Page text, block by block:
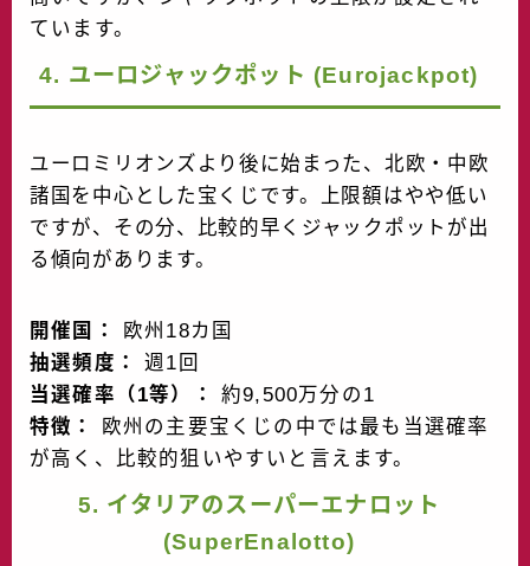
ています。
4. ユーロジャックポット (Eurojackpot)
ユーロミリオンズより後に始まった、北欧・中欧
諸国を中心とした宝くじです。上限額はやや低い
ですが、その分、比較的早くジャックポットが出
る傾向があります。
開催国：
欧州18カ国
抽選頻度：
週1回
当選確率（1等）：
約9,500万分の1
特徴：
欧州の主要宝くじの中では最も当選確率
が高く、比較的狙いやすいと言えます。
5. イタリアのスーパーエナロット
(SuperEnalotto)